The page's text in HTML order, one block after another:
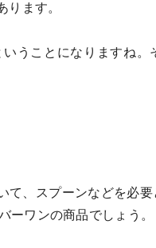
ります。
うことになりますね。
て、スプーンなどを必
ーワンの商品でしょう。